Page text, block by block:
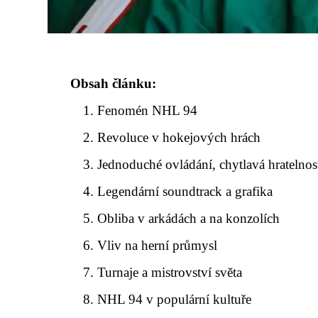
Obsah článku:
Fenomén NHL 94
Revoluce v hokejových hrách
Jednoduché ovládání, chytlavá
Legendární soundtrack a grafika
Obliba v arkádách a na konzolích
Vliv na herní průmysl
Turnaje a mistrovství světa
NHL 94 v populární kultuře